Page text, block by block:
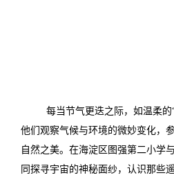
每当节气更迭之际，如温柔
他们观察气候与环境的微妙变化，
自然之美。在海淀区图强第二小学
同探寻宇宙的神秘面纱，认识那些